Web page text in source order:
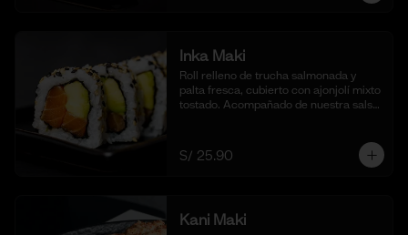
Inka Maki
Roll relleno de trucha salmonada y
palta fresca, cubierto con ajonjolí mixto
tostado. Acompañado de nuestra salsa
S/ 25.90
Kani Maki